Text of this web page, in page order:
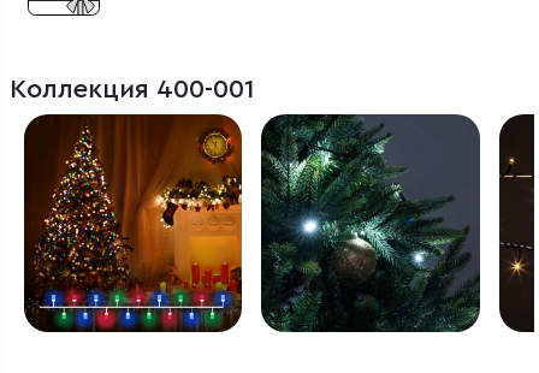
Коллекция 400-001